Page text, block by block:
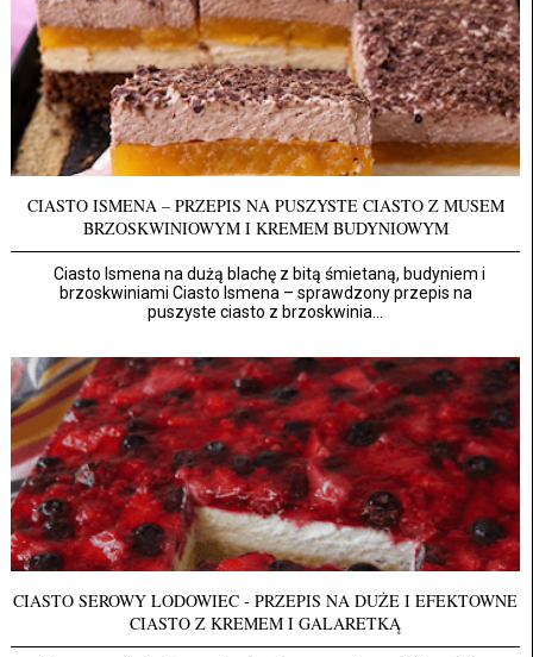
CIASTO ISMENA – PRZEPIS NA PUSZYSTE CIASTO Z MUSEM
BRZOSKWINIOWYM I KREMEM BUDYNIOWYM
Ciasto Ismena na dużą blachę z bitą śmietaną, budyniem i
brzoskwiniami Ciasto Ismena – sprawdzony przepis na
puszyste ciasto z brzoskwinia...
CIASTO SEROWY LODOWIEC - PRZEPIS NA DUŻE I EFEKTOWNE
CIASTO Z KREMEM I GALARETKĄ